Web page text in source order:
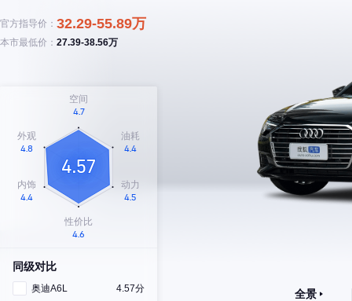
官方指导价： 32.29-55.89万
本市最低价： 27.39-38.56万
同级对比
奥迪A6L
4.57分
全景